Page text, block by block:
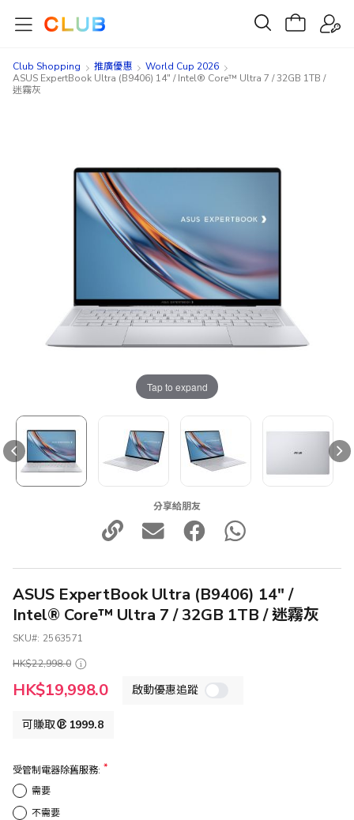
Club Shopping 推廣優惠
World Cup 2026
ASUS ExpertBook Ultra (B9406) 14" / Intel® Core™ Ultra 7 / 32GB 1TB /
迷霧灰
Tap to expand
分享給朋友
ASUS ExpertBook Ultra (B9406) 14" /
Intel® Core™ Ultra 7 / 32GB 1TB / 迷霧灰
SKU
2563571
HK$22,998.0
特
殊
HK$19,998.0 啟動優惠追蹤
可賺取 1999.8
受管制電器除舊服務:
需要
不需要